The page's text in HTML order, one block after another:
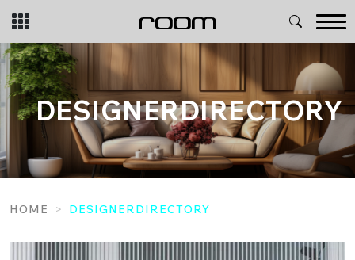
Skip
content
DESIGNERDIRECTORY
HOME DESIGNERDIRECTORY